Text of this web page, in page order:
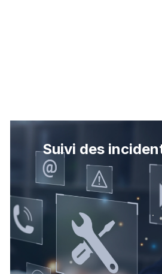
Suivi des